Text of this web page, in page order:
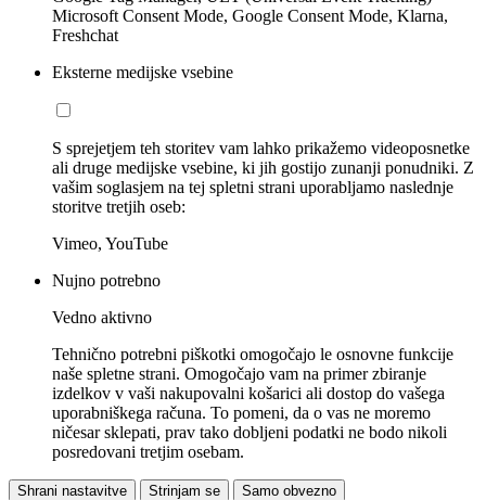
Microsoft Consent Mode, Google Consent Mode, Klarna,
Freshchat
Eksterne medijske vsebine
S sprejetjem teh storitev vam lahko prikažemo videoposnetke
ali druge medijske vsebine, ki jih gostijo zunanji ponudniki. Z
vašim soglasjem na tej spletni strani uporabljamo naslednje
storitve tretjih oseb:
Vimeo, YouTube
Nujno potrebno
Vedno aktivno
Tehnično potrebni piškotki omogočajo le osnovne funkcije
naše spletne strani. Omogočajo vam na primer zbiranje
izdelkov v vaši nakupovalni košarici ali dostop do vašega
uporabniškega računa. To pomeni, da o vas ne moremo
ničesar sklepati, prav tako dobljeni podatki ne bodo nikoli
posredovani tretjim osebam.
Shrani nastavitve Strinjam se Samo obvezno